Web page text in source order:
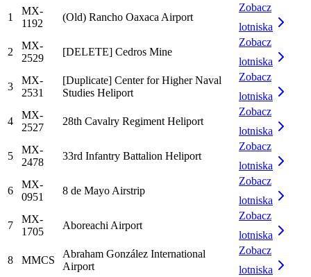
1
MX-
1192
(Old) Rancho Oaxaca Airport
Zobacz
lotniska
2
MX-
2529
[DELETE] Cedros Mine
Zobacz
lotniska
3
MX-
2531
[Duplicate] Center for Higher Naval
Studies Heliport
Zobacz
lotniska
4
MX-
2527
28th Cavalry Regiment Heliport
Zobacz
lotniska
5
MX-
2478
33rd Infantry Battalion Heliport
Zobacz
lotniska
6
MX-
0951
8 de Mayo Airstrip
Zobacz
lotniska
7
MX-
1705
Aboreachi Airport
Zobacz
lotniska
8 MMCS
Abraham González International
Airport
Zobacz
lotniska